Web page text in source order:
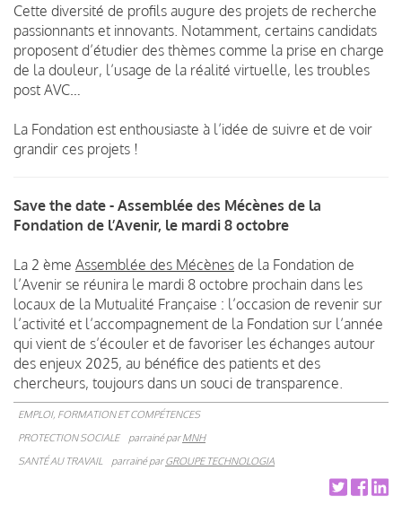
Cette diversité de profils augure des projets de recherche
passionnants et innovants. Notamment, certains candidats
proposent d’étudier des thèmes comme la prise en charge
de la douleur, l’usage de la réalité virtuelle, les troubles
post AVC…
La Fondation est enthousiaste à l’idée de suivre et de voir
grandir ces projets !
Save the date - Assemblée des Mécènes de la
Fondation de l’Avenir, le mardi 8 octobre
La 2 ème Assemblée des Mécènes de la Fondation de
l’Avenir se réunira le mardi 8 octobre prochain dans les
locaux de la Mutualité Française : l’occasion de revenir sur
l’activité et l’accompagnement de la Fondation sur l’année
qui vient de s’écouler et de favoriser les échanges autour
des enjeux 2025, au bénéfice des patients et des
chercheurs, toujours dans un souci de transparence.
EMPLOI, FORMATION ET COMPÉTENCES
PROTECTION SOCIALE
parrainé parMNH
SANTÉ AU TRAVAIL
parrainé parGROUPE TECHNOLOGIA